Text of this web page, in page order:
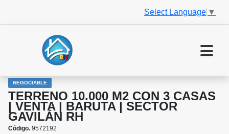
Select Language ▼
NEGOCIABLE
TERRENO 10.000 M2 CON 3 CASAS
| VENTA | BARUTA | SECTOR
GAVILÁN RH
Código. 9572192